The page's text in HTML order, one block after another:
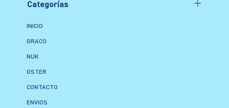
Categorías
INICIO
GRACO
NUK
OSTER
CONTACTO
ENVIOS